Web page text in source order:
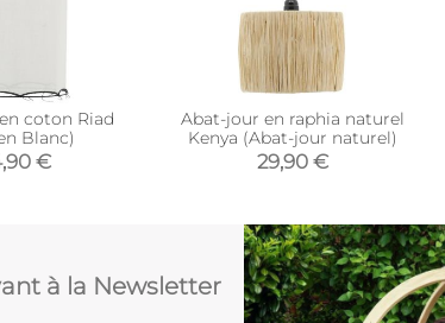
coton Riad
Blanc)
€
Abat-jour en raphia naturel
Kenya (Abat-jour naturel)
29,90 €
à la Newsletter